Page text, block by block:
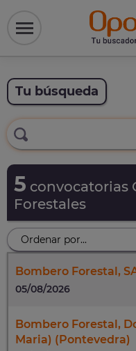
Tu búsqueda
5 convocatorias
Forestales
Bombero Forestal,
05/08/2026
Bombero Forestal,
Maria) (Pontevedra)